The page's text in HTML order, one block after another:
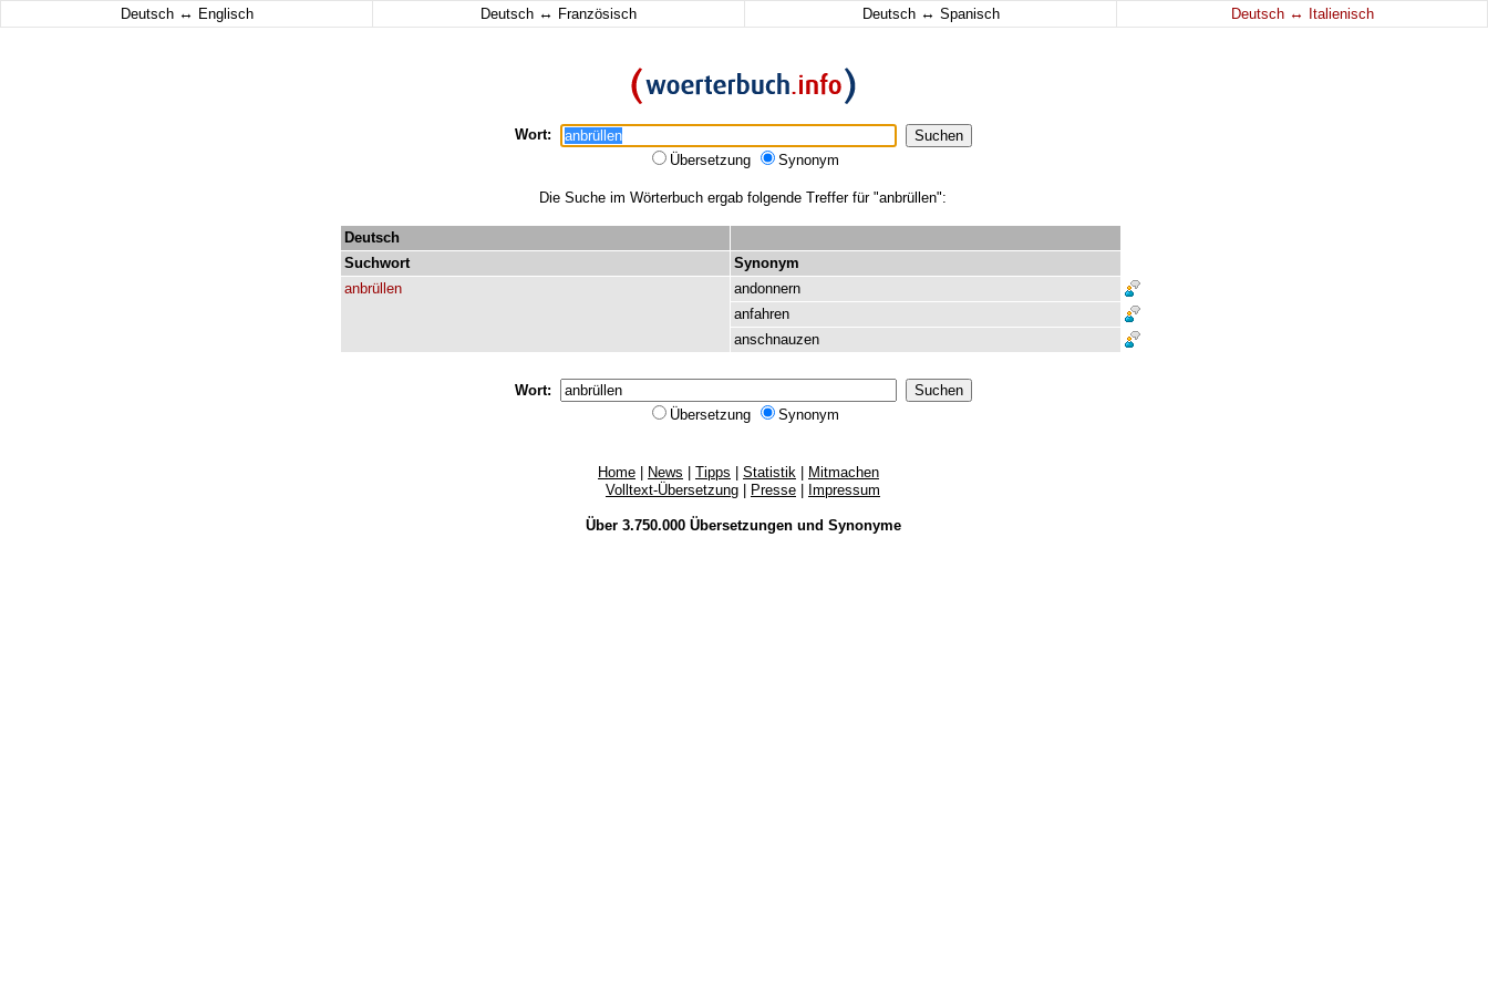
Deutsch ↔ Englisch Deutsch ↔ Französisch Deutsch ↔ Spanisch Deutsch ↔ Italienisch
Wort:
Übersetzung
Synonym
Die Suche im Wörterbuch ergab folgende Treffer für "anbrüllen":
Deutsch
Suchwort
Synonym
anbrüllen
andonnern
anfahren
anschnauzen
Wort:
Übersetzung
Synonym
Home News Tipps Statistik
Mitmachen
Volltext-Übersetzung
Presse Impressum
Über 3.750.000 Übersetzungenund Synonyme